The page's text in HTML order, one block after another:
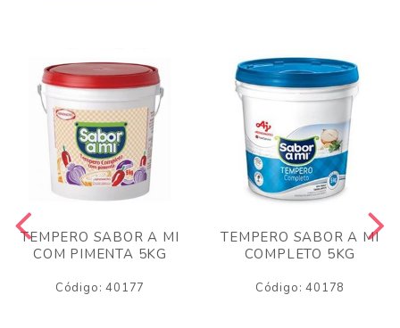
TEMPERO SABOR A MI
COM PIMENTA 5KG
Código: 40177
TEMPERO SABOR A MI
COMPLETO 5KG
Código: 40178